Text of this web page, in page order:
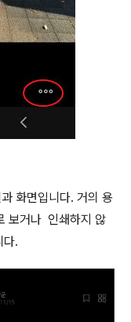
화면입니다. 거의 용
보거나 인쇄하지 않
다.